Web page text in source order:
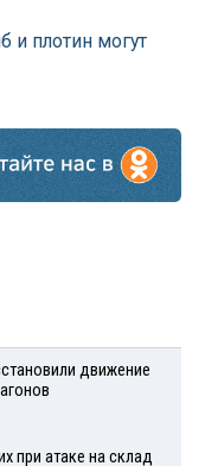
и плотин могут
движение
при атаке на склад